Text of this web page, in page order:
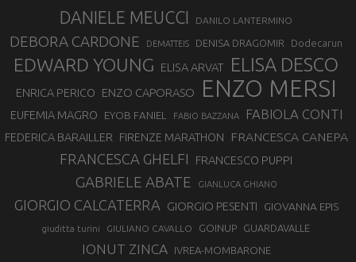
DANIELE MEUCCI DANILO LANTERMINO
DEBORA CARDONE DEMATTEIS DENISA DRAGOMIR Dodecarun
EDWARD YOUNG ELISA ARVAT ELISA DESCO
ENRICA PERICO ENZO CAPORASO ENZO MERSI
EUFEMIA MAGRO EYOB FANIEL FABIO BAZZANA FABIOLA CONTI
FEDERICA BARAILLER FIRENZE MARATHON FRANCESCA CANEPA
FRANCESCA GHELFI FRANCESCO PUPPI
GABRIELE ABATE GIANLUCA GHIANO
GIORGIO CALCATERRA GIORGIO PESENTI GIOVANNA EPIS
giuditta turini GIULIANO CAVALLO GOINUP GUARDAVALLE
IONUT ZINCA IVREA-MOMBARONE